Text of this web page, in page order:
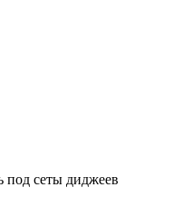
под сеты диджеев